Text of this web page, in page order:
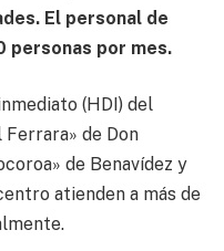
El personal de
personas por mes.
(HDI) del
de Don
de Benavídez y
atienden a más de